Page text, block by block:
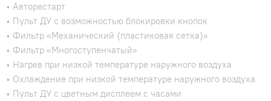
• Авторестарт
• Пульт ДУ с возможностью блокировки кнопок
• Фильтр «Механический (пластиковая сетка)»
• Фильтр «Многоступенчатый»
• Нагрев при низкой температуре наружного воздуха
• Охлаждение при низкой температуре наружного воздуха
• Пульт ДУ с цветным дисплеем с часами